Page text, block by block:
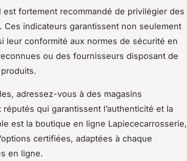
est fortement recommandé de privilégier des
indicateurs garantissent non seulement
leur conformité aux normes de sécurité en
ou des fournisseurs disposant de
adressez-vous à des magasins
qui garantissent l’authenticité et la
est la boutique en ligne Lapiececarrosserie,
certifiées, adaptées à chaque
en ligne.